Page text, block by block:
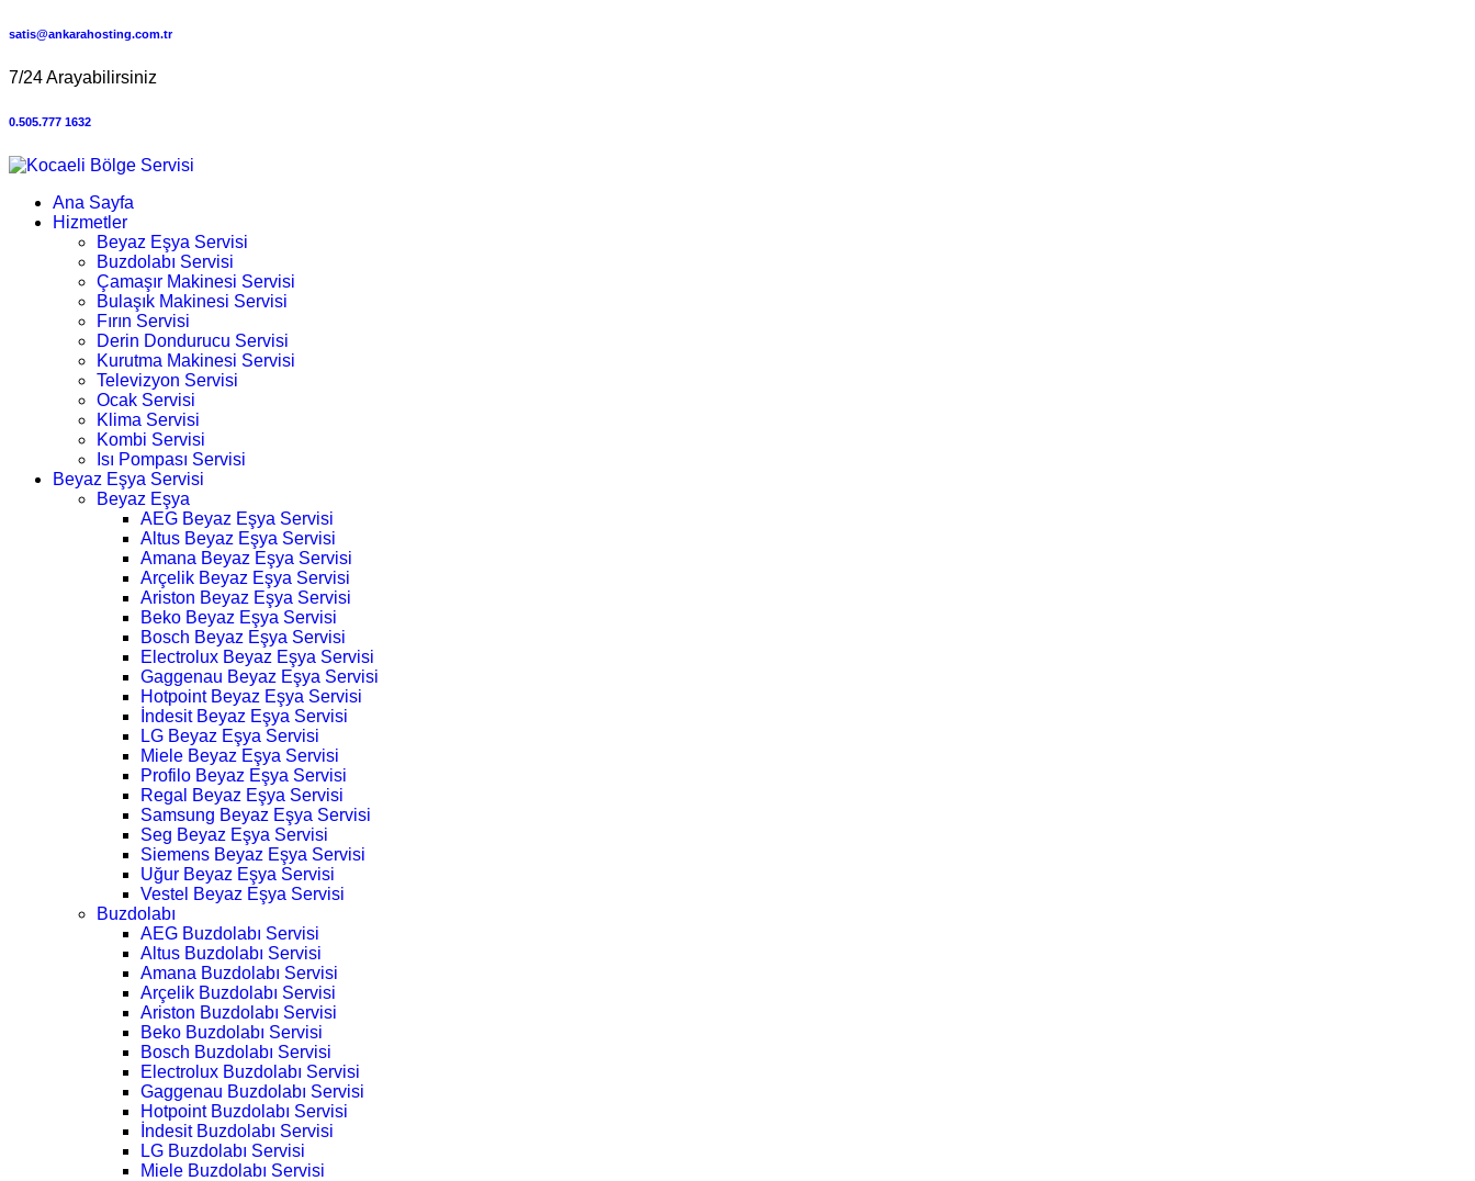
satis@ankarahosting.com.tr
7/24 Arayabilirsiniz
0.505.777 1632
Ana Sayfa
Hizmetler
Beyaz Eşya Servisi
Buzdolabı Servisi
Çamaşır Makinesi Servisi
Bulaşık Makinesi Servisi
Fırın Servisi
Derin Dondurucu Servisi
Kurutma Makinesi Servisi
Televizyon Servisi
Ocak Servisi
Klima Servisi
Kombi Servisi
Isı Pompası Servisi
Beyaz Eşya Servisi
Beyaz Eşya
AEG Beyaz Eşya Servisi
Altus Beyaz Eşya Servisi
Amana Beyaz Eşya Servisi
Arçelik Beyaz Eşya Servisi
Ariston Beyaz Eşya Servisi
Beko Beyaz Eşya Servisi
Bosch Beyaz Eşya Servisi
Electrolux Beyaz Eşya Servisi
Gaggenau Beyaz Eşya Servisi
Hotpoint Beyaz Eşya Servisi
İndesit Beyaz Eşya Servisi
LG Beyaz Eşya Servisi
Miele Beyaz Eşya Servisi
Profilo Beyaz Eşya Servisi
Regal Beyaz Eşya Servisi
Samsung Beyaz Eşya Servisi
Seg Beyaz Eşya Servisi
Siemens Beyaz Eşya Servisi
Uğur Beyaz Eşya Servisi
Vestel Beyaz Eşya Servisi
Buzdolabı
AEG Buzdolabı Servisi
Altus Buzdolabı Servisi
Amana Buzdolabı Servisi
Arçelik Buzdolabı Servisi
Ariston Buzdolabı Servisi
Beko Buzdolabı Servisi
Bosch Buzdolabı Servisi
Electrolux Buzdolabı Servisi
Gaggenau Buzdolabı Servisi
Hotpoint Buzdolabı Servisi
İndesit Buzdolabı Servisi
LG Buzdolabı Servisi
Miele Buzdolabı Servisi